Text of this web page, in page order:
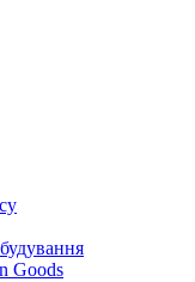
Goods